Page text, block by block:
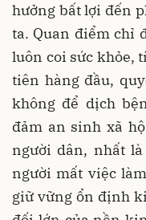
hưởng bất lợi đến
ta. Quan điểm chỉ
luôn coi sức khỏe,
tiên hàng đầu,
không để dịch
đảm an sinh xã
người dân, nhất
người mất việc
giữ vững ổn định